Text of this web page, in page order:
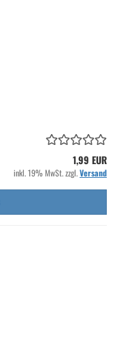
1,99 EUR
inkl. 19% MwSt. zzgl.Versand